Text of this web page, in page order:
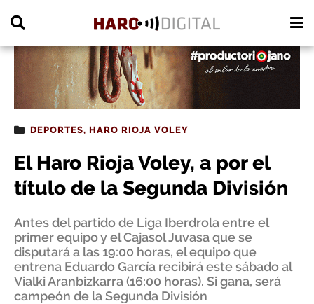
DEPORTES, HARO RIOJA VOLEY
El Haro Rioja Voley, a por el
título de la Segunda División
Antes del partido de Liga Iberdrola entre el
primer equipo y el Cajasol Juvasa que se
disputará a las 19:00 horas, el equipo que
entrena Eduardo García recibirá este sábado al
Vialki Aranbizkarra (16:00 horas). Si gana, será
campeón de la Segunda División